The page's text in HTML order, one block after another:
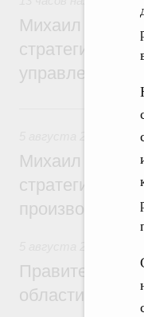
Михаил
управления
Михаил
области в